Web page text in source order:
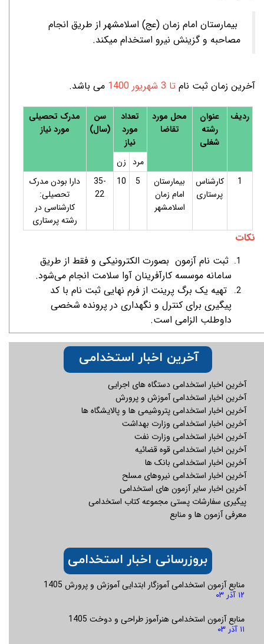
بیمارستان امام زمان (عج) اسلامشهر از طریق انجام
مصاحبه و گزینش نیرو استخدام میکند.
آخرین زمان ثبت نام تا 3 شهریور 1400 می باشد.
ردیف
عنوان
رشته
شغلی
محل مورد
تقاضا
تعداد
مورد
نیاز
سن
(سال)
مدرک تحصیلی
مورد نیاز
مرد زن
1
کارشناس
پرستاری
بیمارستان
امام زمان
اسلامشهر
5
10
35-
22
دارا بودن مدرک
تحصیلی:
کارشناسی در
رشته پرستاری
نکات
ثبت نام آزمون بصورت الکترونیکی و فقط از طریق
سامانه موسسه کارآفرینان آوا سلامت انجام می‌شود.
تهیه یک برگ پرینت از فرم نهایی ثبت نام با کد
پیگیری برای کنترل و نگهداری در پرونده شخصی
داوطلب الزامی است.
دفترچه راهنما را دانلود کرده و با دقت بخوانید:
آخرین اخبار استخدامی دستگاه های اجرایی
آخرین اخبار استخدامی آموزش و پرورش
آخرین اخبار استخدامی پتروشیمی ها و پالایشگاه ها
آخرین اخبار استخدامی وزارت بهداشت
آخرین اخبار استخدامی وزارت نفت
آخرین اخبار استخدامی قوه قضائیه
آخرین اخبار استخدامی بانک ها
آخرین اخبار استخدامی نیروهای مسلح
آخرین اخبار سایر آزمون های استخدامی
پیگیری سفارشات پستی مجموعه کتاب استخدامی
معرفی آزمون ها و منابع
منابع آزمون استخدامی آموزگار ابتدایی آموزش و پرورش 1405
۱۲ آذر ۰۳
منابع آزمون استخدامی هنرآموز طراحی و دوخت 1405
۱۱ آذر ۰۳
بروزرسانی اخبار استخدامی
آخرین اخبار استخدامی